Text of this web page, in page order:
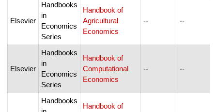
Elsevier
Handbooks
in
Economics
Series
Handbook of
Agricultural
Economics
-- --
Elsevier
Handbooks
in
Economics
Series
Handbook of
Computational
Economics
-- --
Handbooks
Handbook of